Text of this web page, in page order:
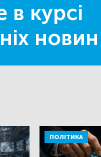
в курсі
новин
ПОЛІТИКА